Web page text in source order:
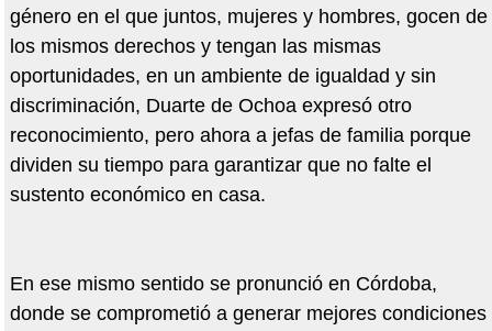
género en el que juntos, mujeres y hombres, gocen de
los mismos derechos y tengan las mismas
oportunidades, en un ambiente de igualdad y sin
discriminación, Duarte de Ochoa expresó otro
reconocimiento, pero ahora a jefas de familia porque
dividen su tiempo para garantizar que no falte el
sustento económico en casa.
En ese mismo sentido se pronunció en Córdoba,
donde se comprometió a generar mejores condiciones